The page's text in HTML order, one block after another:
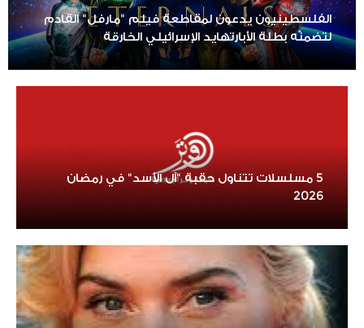
الفلسطينيون يدعون لمقاطعة فيلم "مارفل" القادم
لتضمنّه بطلة الأبارتهايد الإسرائيلي الخارقة
5 مسلسلات تتناول حقبة "آل الأسد" في رمضان
2026